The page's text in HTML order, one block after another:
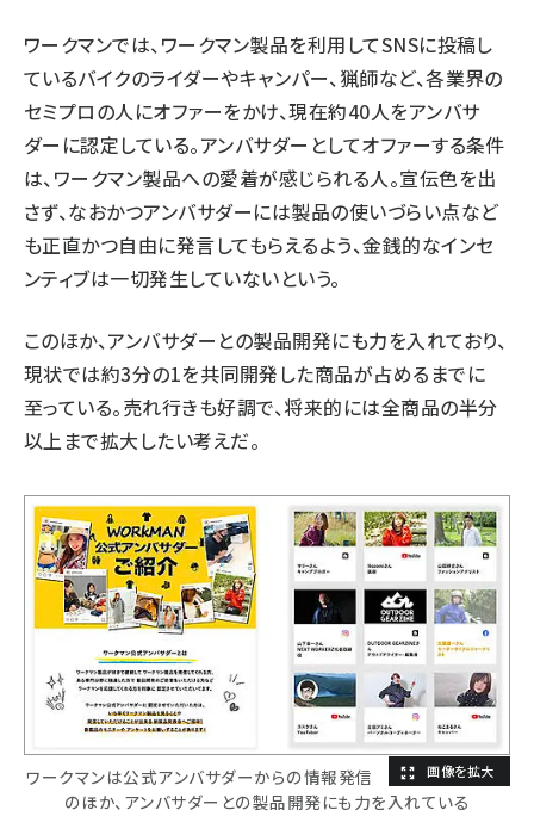
ワークマンでは、ワークマン製品を利用してSNSに投稿し
ているバイクのライダーやキャンパー、猟師など、各業界の
セミプロの人にオファーをかけ、現在約40人をアンバサ
ダーに認定している。アンバサダーとしてオファーする条件
は、ワークマン製品への愛着が感じられる人。宣伝色を出
さず、なおかつアンバサダーには製品の使いづらい点など
も正直かつ自由に発言してもらえるよう、金銭的なインセ
ンティブは一切発生していないという。
このほか、アンバサダーとの製品開発にも力を入れており、
現状では約3分の1を共同開発した商品が占めるまでに
至っている。売れ行きも好調で、将来的には全商品の半分
以上まで拡大したい考えだ。
ワークマンは公式アンバサダーからの情報発信
のほか、アンバサダーとの製品開発にも力を入れている